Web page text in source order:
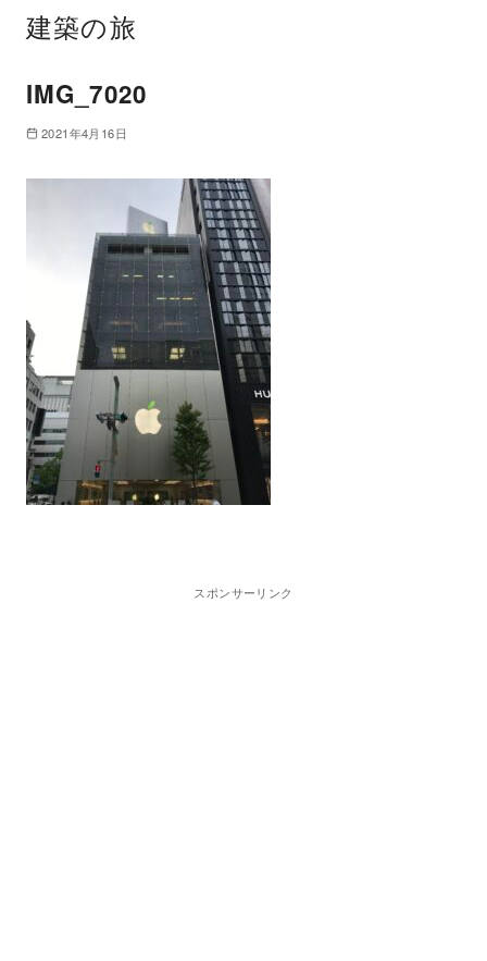
建築の旅
IMG_7020
2021年4月16日
スポンサーリンク